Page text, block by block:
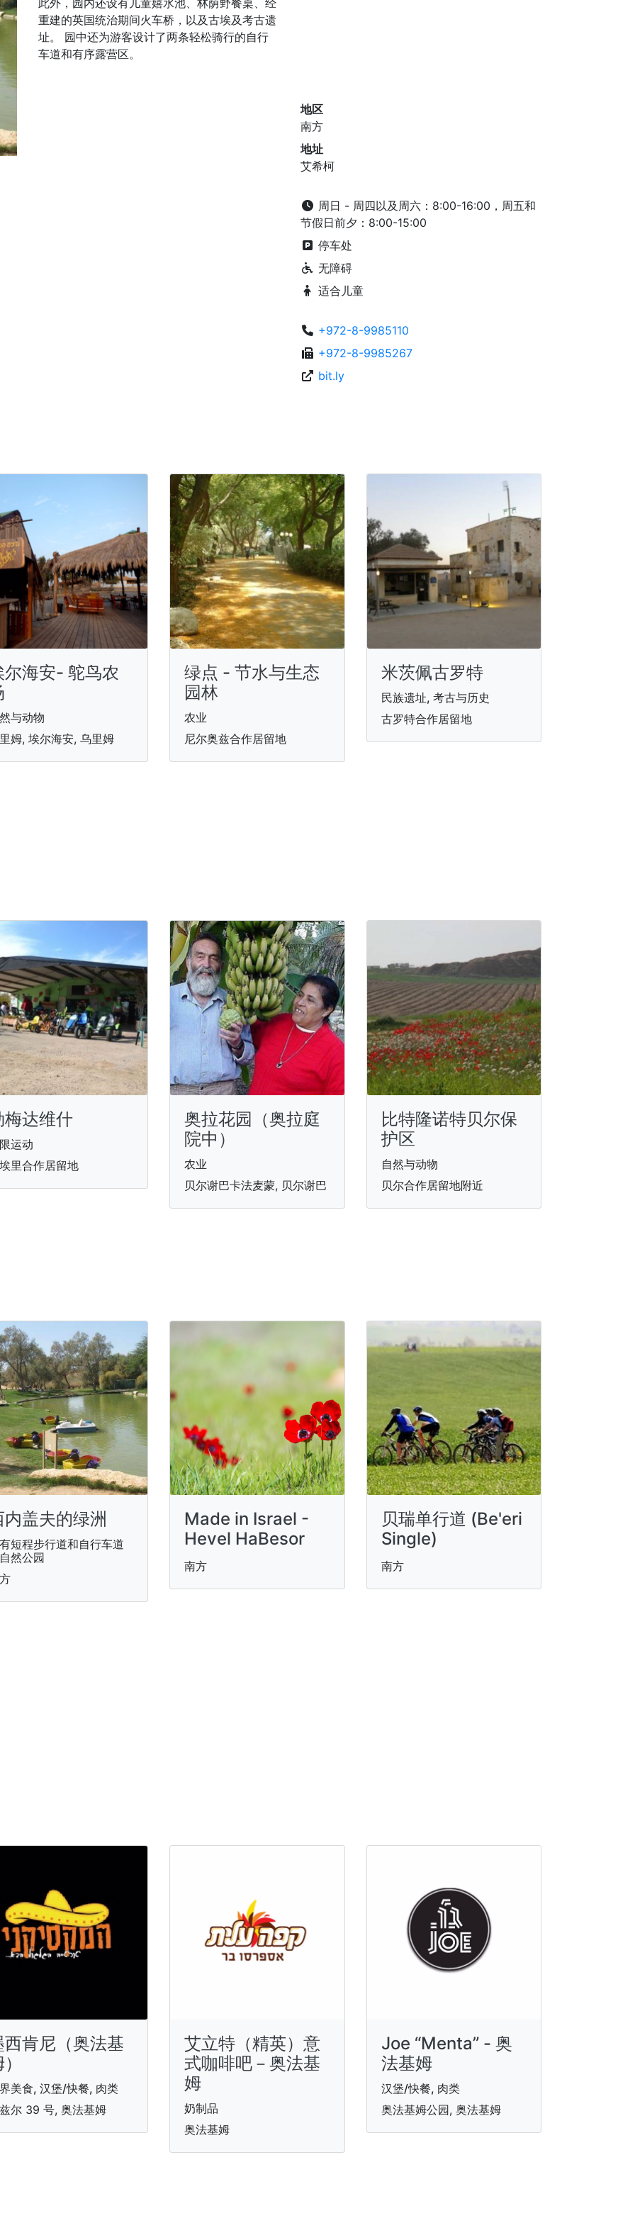
此外，园内还设有儿童嬉水池、林荫野餐桌、经
重建的英国统治期间火车桥，以及古埃及考古遗
址。 园中还为游客设计了两条轻松骑行的自行
车道和有序露营区。
地区
南方
地址
艾希柯
周日 - 周四以及周六：8:00-16:00，周五和
节假日前夕：8:00-15:00
停车处
无障碍
适合儿童
+972-8-9985110
+972-8-9985267
bit.ly
尔海安- 鸵鸟农
与动物
姆, 埃尔海安, 乌里姆
绿点 - 节水与生态
园林
农业
尼尔奥兹合作居留地
米茨佩古罗特
民族遗址, 考古与历史
古罗特合作居留地
梅达维什
运动
里合作居留地
奥拉花园（奥拉庭
院中）
农业
贝尔谢巴卡法麦蒙, 贝尔谢巴
比特隆诺特贝尔保
护区
自然与动物
贝尔合作居留地附近
内盖夫的绿洲
短程步行道和自行车道
然公园
Made in Israel -
Hevel HaBesor
南方
贝瑞单行道 (Be'eri
Single)
南方
西肯尼（奥法基
美食, 汉堡/快餐, 肉类
尔 39 号, 奥法基姆
艾立特（精英）意
式咖啡吧－奥法基
姆
奶制品
奥法基姆
Joe “Menta” - 奥
法基姆
汉堡/快餐, 肉类
奥法基姆公园, 奥法基姆